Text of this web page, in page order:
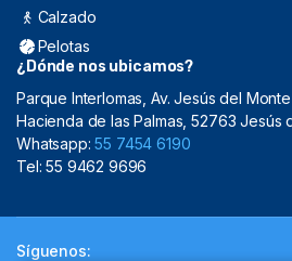
Calzado
Pelotas
¿Dónde nos ubicamos?
Parque Interlomas, Av. Jesús del Monte
Hacienda de las Palmas, 52763 Jesús
Whatsapp:55 7454 6190
Tel: 55 9462 9696
Síguenos: